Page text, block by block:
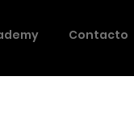
Contacto